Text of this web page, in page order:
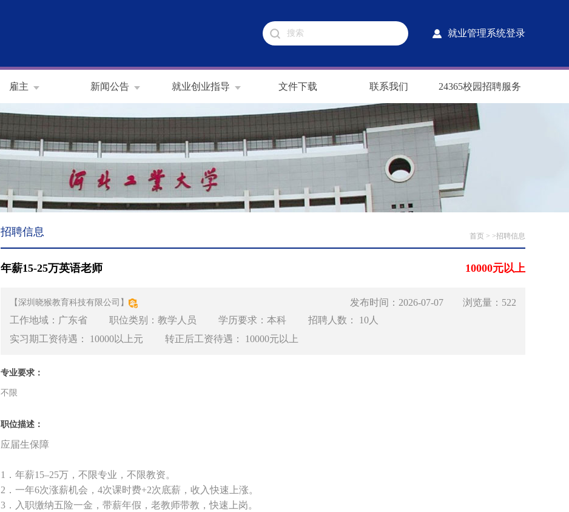
就业管理系统登录
雇主 新闻公告 就业创业指导 文件下载 联系我们 24365校园招聘服务
招聘信息 首页 > >招聘信息
年薪15-25万英语老师 10000元以上
【深圳晓猴教育科技有限公司】
发布时间：2026-07-07 浏览量：522
工作地域：广东省 职位类别：教学人员 学历要求：本科 招聘人数： 10人
实习期工资待遇： 10000以上元 转正后工资待遇： 10000元以上
专业要求：
不限
职位描述：
应届生保障
1． 年薪15–25万，不限专业，不限教资。
2．一年6次涨薪机会 ， 4次课时费+2次底薪，收入快速上涨。
3．入职缴纳五险一金，带薪年假，老教师带教，快速上岗。